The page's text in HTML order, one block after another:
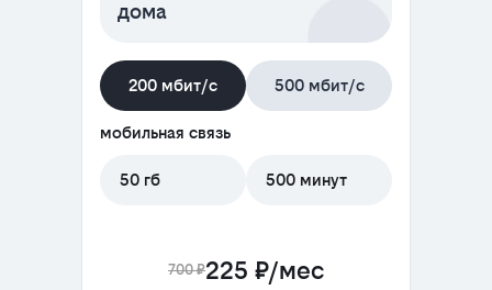
дома
200 мбит/с 500 мбит/с
мобильная связь
50 гб 500 минут
700 ₽225 ₽/мес